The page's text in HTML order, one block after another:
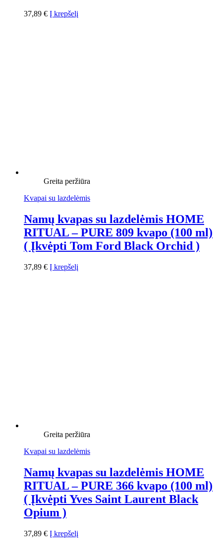
37,89 € Į krepšelį
Greita peržiūra
Kvapai su lazdelėmis
Namų kvapas su lazdelėmis HOME
RITUAL – PURE 809 kvapo (100 ml)
( Įkvėpti Tom Ford Black Orchid )
37,89 € Į krepšelį
Greita peržiūra
Kvapai su lazdelėmis
Namų kvapas su lazdelėmis HOME
RITUAL – PURE 366 kvapo (100 ml)
( Įkvėpti Yves Saint Laurent Black
Opium )
37,89 € Į krepšelį